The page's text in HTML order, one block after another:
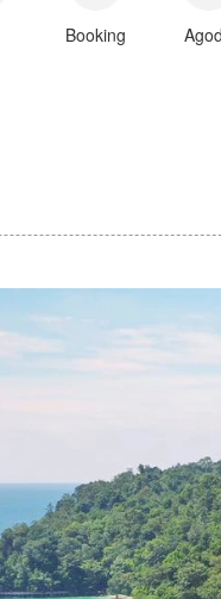
Booking